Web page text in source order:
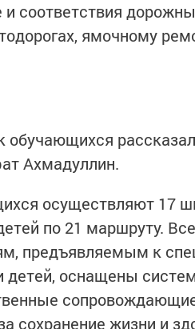
соответствия
ямочному
обучающихся
Ахмадуллин.
осуществляют 17
по 21 маршруту.
предъявляемым к
детей, оснащены
сохранение жизни и